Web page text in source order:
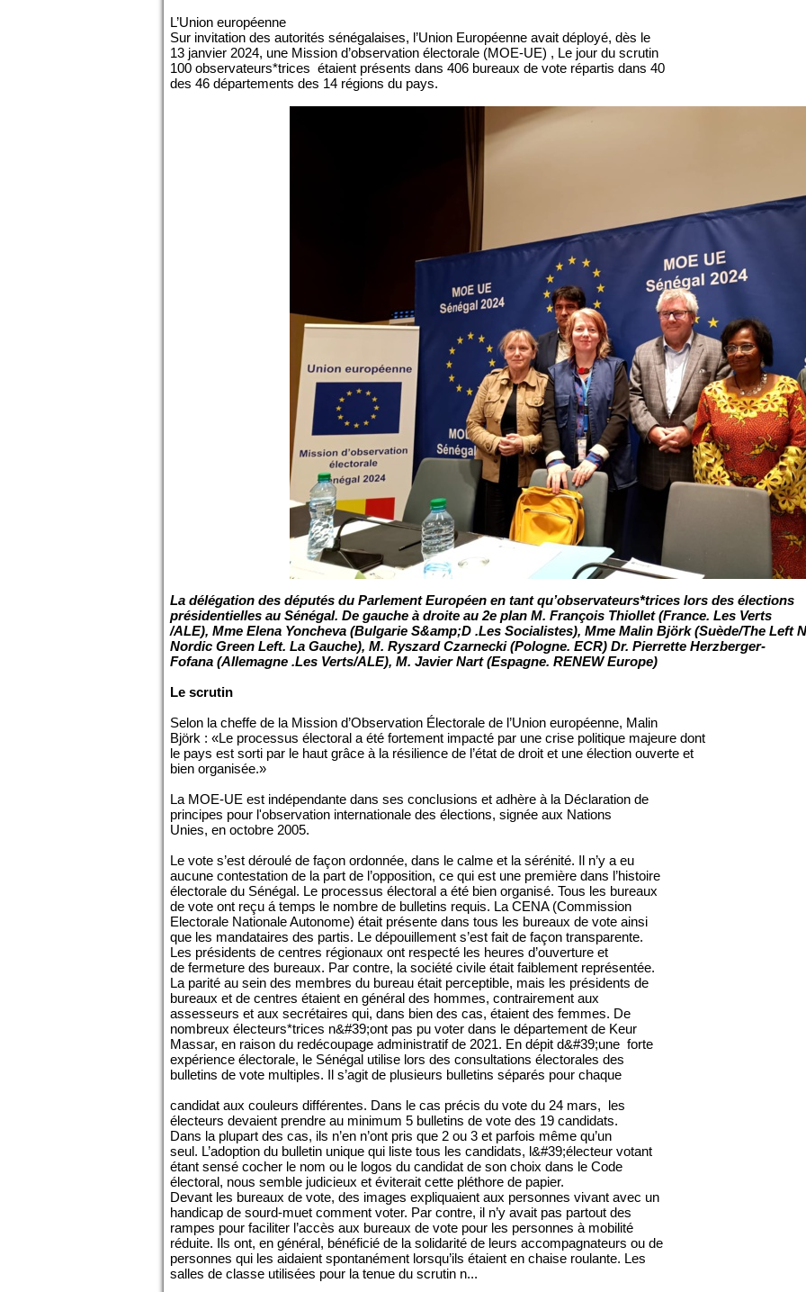
L’Union européenne
Sur invitation des autorités sénégalaises, l’Union Européenne avait déployé, dès le
13 janvier 2024, une Mission d’observation électorale (MOE-UE) , Le jour du scrutin
100 observateurs*trices étaient présents dans 406 bureaux de vote répartis dans 40
des 46 départements des 14 régions du pays.
La délégation des députés du Parlement Européen en tant qu’observateurs*trices lors des élections
présidentielles au Sénégal. De gauche à droite au 2e plan M. François Thiollet (France. Les Verts
/ALE), Mme Elena Yoncheva (Bulgarie S&amp;D .Les Socialistes), Mme Malin Björk (Suède/The Left
Nordic Green Left. La Gauche), M. Ryszard Czarnecki (Pologne. ECR) Dr. Pierrette Herzberger-
Fofana (Allemagne .Les Verts/ALE), M. Javier Nart (Espagne. RENEW Europe)
Le scrutin
Selon la cheffe de la Mission d’Observation Électorale de l’Union européenne, Malin
Björk : «Le processus électoral a été fortement impacté par une crise politique majeure dont
le pays est sorti par le haut grâce à la résilience de l’état de droit et une élection ouverte et
bien organisée.»
La MOE-UE est indépendante dans ses conclusions et adhère à la Déclaration de
principes pour l'observation internationale des élections, signée aux Nations
Unies, en octobre 2005.
Le vote s’est déroulé de façon ordonnée, dans le calme et la sérénité. Il n’y a eu
aucune contestation de la part de l’opposition, ce qui est une première dans l’histoire
électorale du Sénégal. Le processus électoral a été bien organisé. Tous les bureaux
de vote ont reçu á temps le nombre de bulletins requis. La CENA (Commission
Electorale Nationale Autonome) était présente dans tous les bureaux de vote ainsi
que les mandataires des partis. Le dépouillement s’est fait de façon transparente.
Les présidents de centres régionaux ont respecté les heures d’ouverture et
de fermeture des bureaux. Par contre, la société civile était faiblement représentée.
La parité au sein des membres du bureau était perceptible, mais les présidents de
bureaux et de centres étaient en général des hommes, contrairement aux
assesseurs et aux secrétaires qui, dans bien des cas, étaient des femmes. De
nombreux électeurs*trices n&#39;ont pas pu voter dans le département de Keur
Massar, en raison du redécoupage administratif de 2021. En dépit d&#39;une forte
expérience électorale, le Sénégal utilise lors des consultations électorales des
bulletins de vote multiples. Il s’agit de plusieurs bulletins séparés pour chaque
candidat aux couleurs différentes. Dans le cas précis du vote du 24 mars, les
électeurs devaient prendre au minimum 5 bulletins de vote des 19 candidats.
Dans la plupart des cas, ils n’en n’ont pris que 2 ou 3 et parfois même qu’un
seul. L’adoption du bulletin unique qui liste tous les candidats, l&#39;électeur votant
étant sensé cocher le nom ou le logos du candidat de son choix dans le Code
électoral, nous semble judicieux et éviterait cette pléthore de papier.
Devant les bureaux de vote, des images expliquaient aux personnes vivant avec un
handicap de sourd-muet comment voter. Par contre, il n’y avait pas partout des
rampes pour faciliter l’accès aux bureaux de vote pour les personnes à mobilité
réduite. Ils ont, en général, bénéficié de la solidarité de leurs accompagnateurs ou de
personnes qui les aidaient spontanément lorsqu’ils étaient en chaise roulante. Les
salles de classe utilisées pour la tenue du scrutin n...